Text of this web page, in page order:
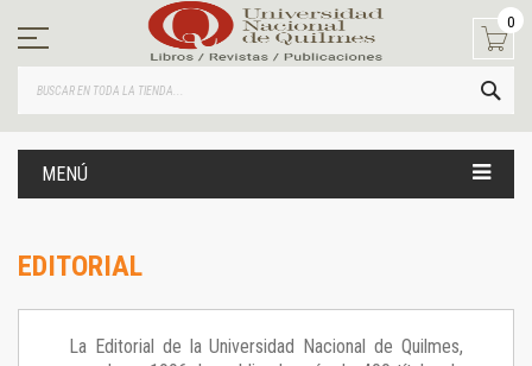
contenido
0
MENÚ
EDITORIAL
La Editorial de la Universidad Nacional de Quilmes,